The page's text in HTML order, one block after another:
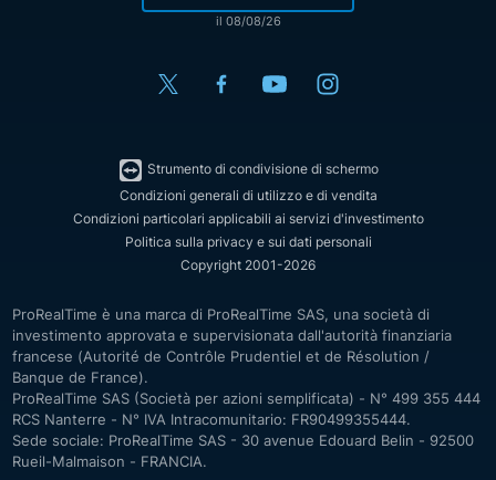
il 08/08/26
Strumento di condivisione di schermo
Condizioni generali di utilizzo e di vendita
Condizioni particolari applicabili ai servizi d'investimento
Politica sulla privacy e sui dati personali
Copyright 2001-2026
ProRealTime è una marca di ProRealTime SAS, una società di
investimento approvata e supervisionata dall'autorità finanziaria
francese (Autorité de Contrôle Prudentiel et de Résolution /
Banque de France).
ProRealTime SAS (Società per azioni semplificata) - N° 499 355 444
RCS Nanterre - N° IVA Intracomunitario: FR90499355444.
Sede sociale: ProRealTime SAS - 30 avenue Edouard Belin - 92500
Rueil-Malmaison - FRANCIA.